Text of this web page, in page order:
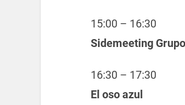
15:00 – 16:30
Sidemeeting
16:30 – 17:30
El oso azul